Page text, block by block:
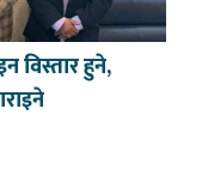
विस्तार हुने,